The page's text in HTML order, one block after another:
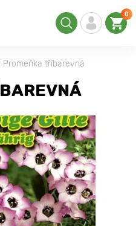
0
Promeňka tříbarevná